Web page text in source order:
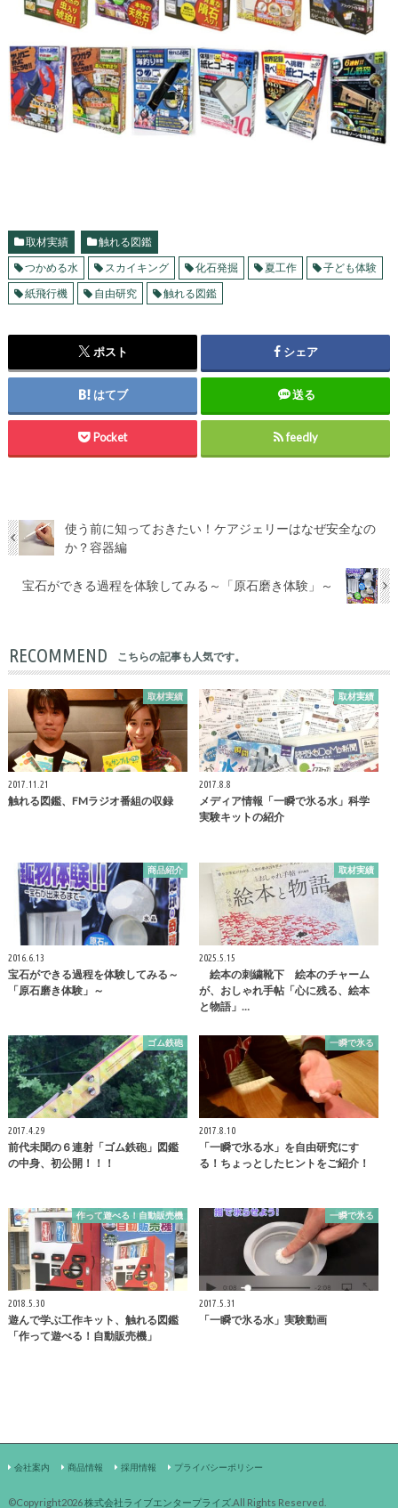
取材実績
触れる図鑑
つかめる水
スカイキング 化石発掘 夏工作
子ども体験
紙飛行機
自由研究 触れる図鑑
ポスト シェア
はてブ 送る
Pocket feedly
使う前に知っておきたい！ケアジェリーはなぜ安全なの
か？容器編
宝石ができる過程を体験してみる～「原石磨き体験」～
RECOMMEND こちらの記事も人気です。
取材実績
2017.11.21
触れる図鑑、FMラジオ番組の収録
取材実績
2017.8.8
メディア情報「一瞬で氷る水」科学
実験キットの紹介
商品紹介
2016.6.13
宝石ができる過程を体験してみる～
「原石磨き体験」～
取材実績
2025.5.15
絵本の刺繍靴下 絵本のチャーム
が、おしゃれ手帖「心に残る、絵本
と物語」…
ゴム鉄砲
2017.4.29
前代未聞の６連射「ゴム鉄砲」図鑑
の中身、初公開！！！
一瞬で氷る
2017.8.10
「一瞬で氷る水」を自由研究にす
る！ちょっとしたヒントをご紹介！
作って遊べる！自動販売機
2018.5.30
遊んで学ぶ工作キット、触れる図鑑
「作って遊べる！自動販売機」
一瞬で氷る
2017.5.31
「一瞬で氷る水」実験動画
会社案内 商品情報 採用情報 プライバシーポリシー
©Copyright2026株式会社ライブエンタープライズ.All Rights Reserved.